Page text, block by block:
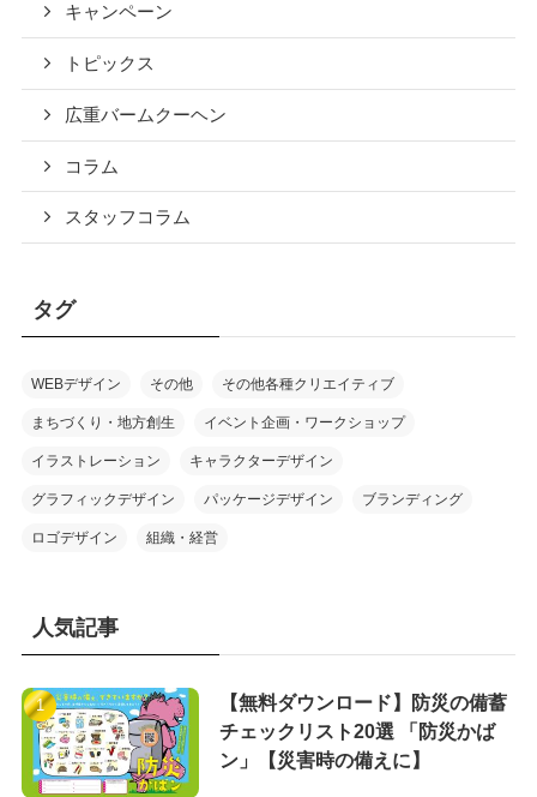
キャンペーン
トピックス
広重バームクーヘン
コラム
スタッフコラム
タグ
WEBデザイン その他 その他各種クリエイティブ
まちづくり・地方創生 イベント企画・ワークショップ
イラストレーション キャラクターデザイン
グラフィックデザイン パッケージデザイン ブランディング
ロゴデザイン 組織・経営
人気記事
【無料ダウンロード】防災の備蓄
チェックリスト20選 「防災かば
ン」【災害時の備えに】